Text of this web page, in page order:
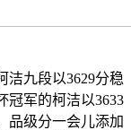
九段以3629分稳
冠军的柯洁以3633
品级分一会儿添加